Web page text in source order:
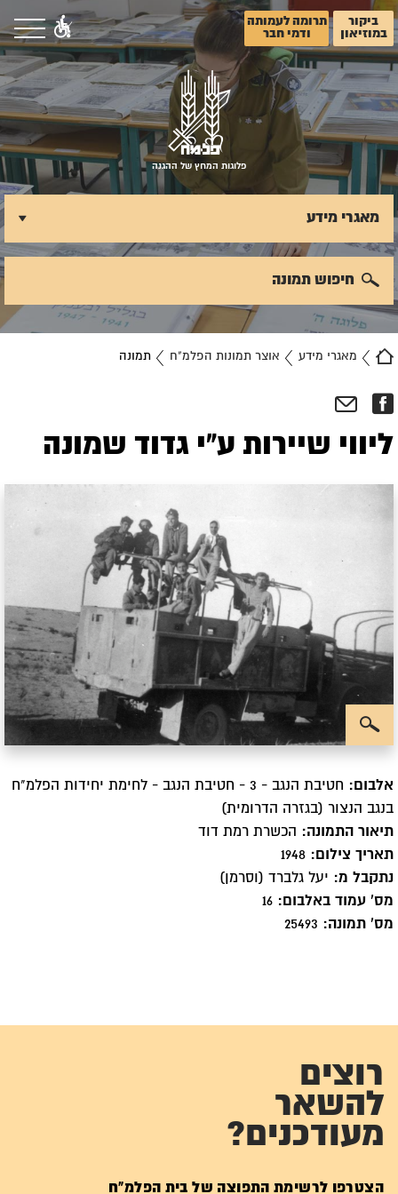
ביקור
במוזיאון
תרומה לעמותה
ודמי חבר
פלוגות המחץ של ההגנה
מאגרי מידע אוצר תמונות הפלמ"ח תמונה
מאגרי מידע
חיפוש תמונה
ליווי שיירות ע"י גדוד שמונה
אלבום:
חטיבת הנגב - 3 - חטיבת הנגב - לחימת יחידות הפלמ"ח
בנגב הנצור (בגזרה הדרומית)
תיאור התמונה:
הכשרת רמת דוד
תאריך צילום:
נתקבל מ: יעל גלברד (וסרמן)
מס' עמוד באלבום:
מס' תמונה:
רוצים
להשאר
מעודכנים?
הצטרפו לרשימת התפוצה של בית הפלמ"ח